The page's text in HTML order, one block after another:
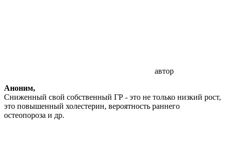
автор
Аноним,
Сниженный свой собственный ГР - это не только низкий рост,
это повышенный холестерин, вероятность раннего
остеопороза и др.